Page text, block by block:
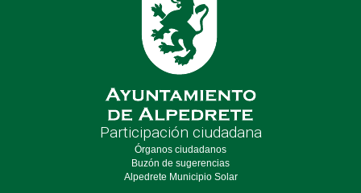
Participación ciudadana
Órganos ciudadanos
Buzón de sugerencias
Alpedrete Municipio Solar